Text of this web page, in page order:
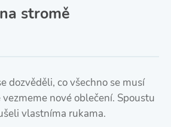
stromě
dozvěděli, co všechno se musí
vezmeme nové oblečení. Spoustu
vlastníma rukama.